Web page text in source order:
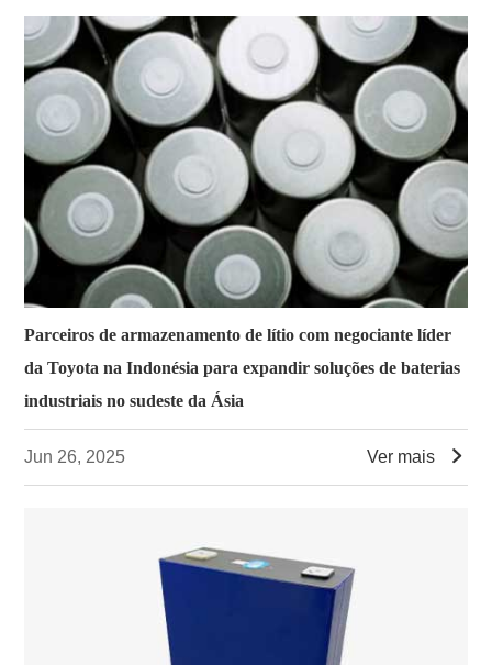
Parceiros de armazenamento de lítio com negociante líder
da Toyota na Indonésia para expandir soluções de baterias
industriais no sudeste da Ásia
Jun 26, 2025 Ver mais 